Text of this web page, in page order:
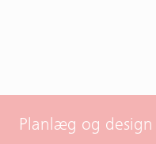
Planlæg og design